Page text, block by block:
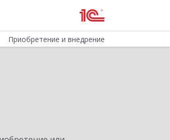
Приобретение и внедрение